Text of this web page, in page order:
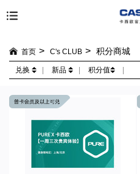
首页 C's CLUB 积分商城
兑换 新品 积分值